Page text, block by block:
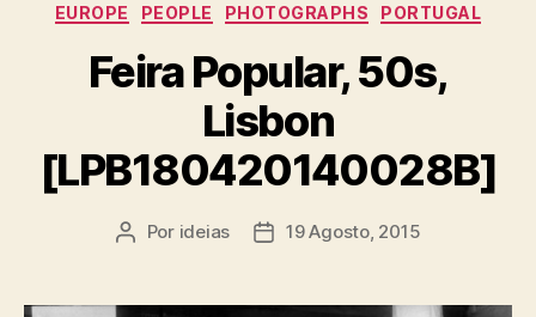
EUROPE
PEOPLE PHOTOGRAPHS PORTUGAL
Feira Popular, 50s,
Lisbon
[LPB180420140028B]
Autor
Por ideias
Data19 Agosto, 2015